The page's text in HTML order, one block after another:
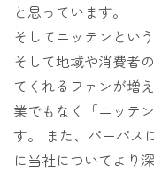
と思っています。
そしてニッテンとい
そして地域や消費者
てくれるファンが増
業でもなく「ニッテ
す。 また、パーパス
に当社についてより